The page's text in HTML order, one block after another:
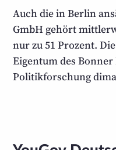
Auch die in Berlin
GmbH gehört
nur zu 51 Prozent.
Eigentum des
Politikforschung